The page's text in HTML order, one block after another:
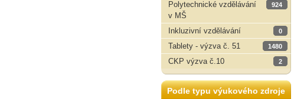
Polytechnické vzdělávání
v MŠ
924
Inkluzivní vzdělávání 0
Tablety - výzva č. 51 1480
CKP výzva č.10 2
Podle typu výukového zdroje